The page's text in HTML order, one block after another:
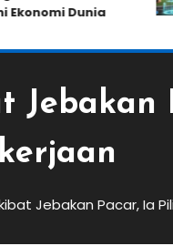
Dunia
Jebakan Pacar, Ia